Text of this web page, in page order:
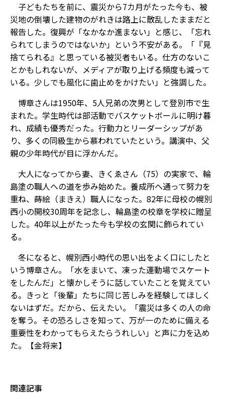
子どもたちを前に、震災から7カ月がたった今も、被
災地の倒壊した建物のがれきは路上に散乱したままだと
報告した。復興が「なかなか進まない」と感じ、「忘れ
られてしまうのではないか」という不安がある。「『見
捨てられる』と思っている被災者もいる。仕方のないこ
とかもしれないが、メディアが取り上げる頻度も減って
いる。少しでも風化に歯止めをかけたい」と強調した。
博章さんは1950年、5人兄弟の次男として登別市で生
まれた。学生時代は部活動でバスケットボールに明け暮
れ、成績も優秀だった。行動力とリーダーシップがあ
り、多くの同級生から慕われていたという。講演中、父
親の少年時代が目に浮かんだ。
大人になってから妻、きくゑさん（75）の実家で、輪
島塗の職人への道を歩み始めた。養成所へ通って努力を
重ね、蒔絵（まきえ）職人になった。82年に母校の幌別
西小の開校30周年を記念し、輪島塗の校章を学校に贈呈
した。40年以上がたった今も学校の玄関に飾られてい
る。
冬になると、幌別西小時代の思い出をよく口にしたと
いう博章さん。「水をまいて、凍った運動場でスケート
をしたんだ」と懐かしそうに話していたことを覚えてい
る。きっと「後輩」たちに同じ苦しみを経験してほしく
ないはずだ。だから、伝えたい。「震災は多くの人の命
を奪う。その恐ろしさを知って、万が一のために備える
重要性をわかってもらえたらうれしい」と声に力を込め
た。【金将来】
関連記事